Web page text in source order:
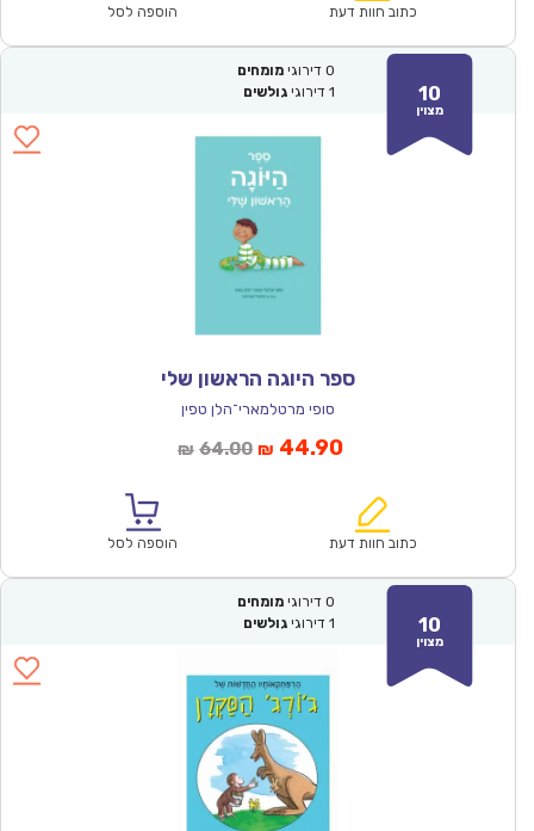
₪64.00.
כתוב חוות דעת הוספה לסל
10
מצוין
0 דירוגי מומחים
1 דירוגי גולשים
ספר היוגה הראשון שלי
סופי מרטלמארי־הלן טפין
₪ 64.00המחיר
₪64.00.
₪ 44.90המחיר
הוא:
כתוב חוות דעת הוספה לסל
10
מצוין
0 דירוגי מומחים
1 דירוגי גולשים